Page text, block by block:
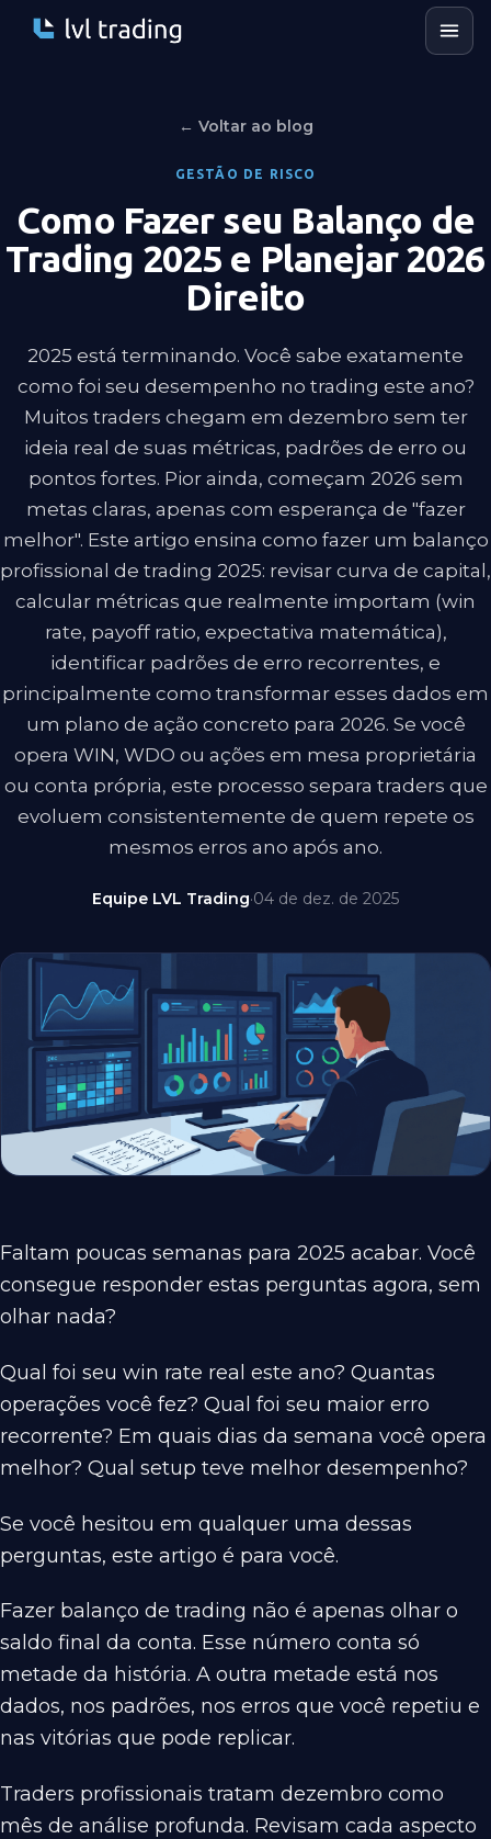
← Voltar ao blog
GESTÃO DE RISCO
Como Fazer seu Balanço de
Trading 2025 e Planejar 2026
Direito
2025 está terminando. Você sabe exatamente
como foi seu desempenho no trading este ano?
Muitos traders chegam em dezembro sem ter
ideia real de suas métricas, padrões de erro ou
pontos fortes. Pior ainda, começam 2026 sem
metas claras, apenas com esperança de "fazer
melhor". Este artigo ensina como fazer um balanço
profissional de trading 2025: revisar curva de capital,
calcular métricas que realmente importam (win
rate, payoff ratio, expectativa matemática),
identificar padrões de erro recorrentes, e
principalmente como transformar esses dados em
um plano de ação concreto para 2026. Se você
opera WIN, WDO ou ações em mesa proprietária
ou conta própria, este processo separa traders que
evoluem consistentemente de quem repete os
mesmos erros ano após ano.
Equipe LVL Trading·04 de dez. de 2025
Faltam poucas semanas para 2025 acabar. Você
consegue responder estas perguntas agora, sem
olhar nada?
Qual foi seu win rate real este ano? Quantas
operações você fez? Qual foi seu maior erro
recorrente? Em quais dias da semana você opera
melhor? Qual setup teve melhor desempenho?
Se você hesitou em qualquer uma dessas
perguntas, este artigo é para você.
Fazer balanço de trading não é apenas olhar o
saldo final da conta. Esse número conta só
metade da história. A outra metade está nos
dados, nos padrões, nos erros que você repetiu e
nas vitórias que pode replicar.
Traders profissionais tratam dezembro como
mês de análise profunda. Revisam cada aspecto